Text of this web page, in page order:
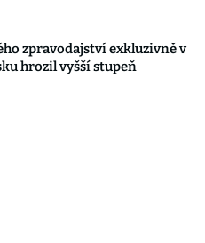
zpravodajství exkluzivně v
hrozil vyšší stupeň